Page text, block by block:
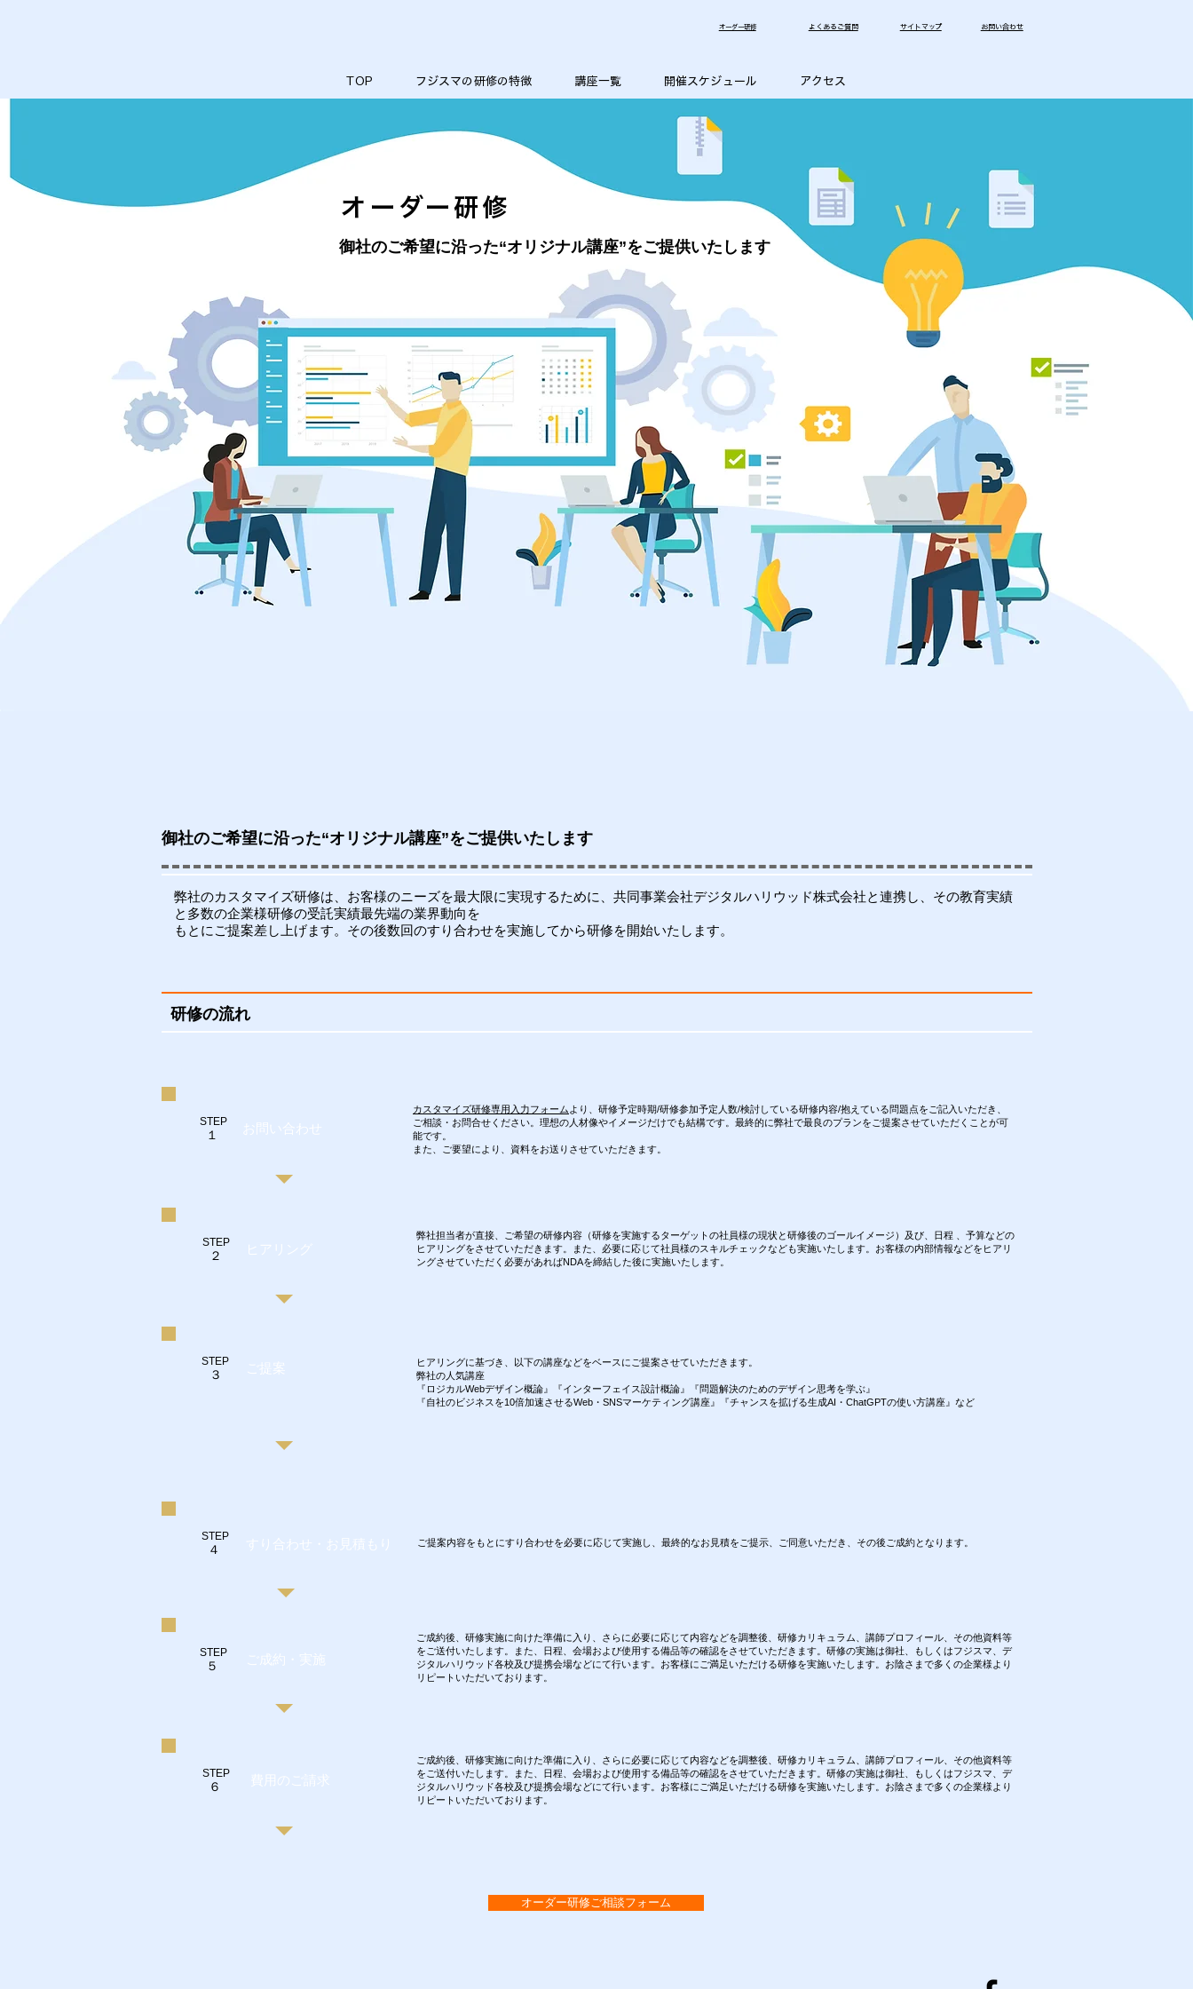
​オーダー研修 ​よくあるご質問 ​サイトマップ お問い合わせ
TOP フジスマの研修の特徴 講座一覧 開催スケジュール アクセス
​オーダー研修
御社のご希望に沿った“オリジナル講座”をご提供いたします
御社のご希望に沿った“オリジナル講座”をご提供いたします
弊社のカスタマイズ研修は、お客様のニーズを最大限に実現するために、共同事業会社デジタルハリウッド株式会社と連携し、その教育実績
と多数の企業様研修の受託実績最先端の業界動向を
もとにご提案差し上げます。その後数回のすり合わせを実施してから研修を開始いたします。
研修の流れ
STEP
１ ​お問い合わせ
カスタマイズ研修専用入力フォーム より、研修予定時期/研修参加予定人数/検討している研修内容/抱えている問題点をご記入いただき、
ご相談・お問合せください。理想の人材像やイメージだけでも結構です。最終的に弊社で最良のプランをご提案させていただくことが可
能です。
また、ご要望により、資料をお送りさせていただきます。
STEP
２ ​ヒアリング
弊社担当者が直接、ご希望の研修内容（研修を実施するターゲットの社員様の現状と研修後のゴールイメージ）及び、日程 、予算などの
ヒアリングをさせていただきます。また、必要に応じて社員様のスキルチェックなども実施いたします。お客様の内部情報などをヒアリ
ングさせていただく必要があればNDAを締結した後に実施いたします。
STEP
３ ご提案
ヒアリングに基づき、以下の講座などをベースにご提案させていただきます。
弊社の人気講座
『ロジカルWebデザイン概論』『インターフェイス設計概論』『問題解決のためのデザイン思考を学ぶ』
『自社のビジネスを10倍加速させるWeb・SNSマーケティング講座』『チャンスを拡げる生成AI・ChatGPTの使い方講座』など
STEP
４ すり合わせ・お見積もり ご提案内容をもとにすり合わせを必要に応じて実施し、最終的なお見積をご提示、ご同意いただき、その後ご成約となります。
STEP
５ ご成約・実施
ご成約後、研修実施に向けた準備に入り、さらに必要に応じて内容などを調整後、研修カリキュラム、講師プロフィール、その他資料等
をご送付いたします。また、日程、会場および使用する備品等の確認をさせていただきます。研修の実施は御社、もしくはフジスマ、デ
ジタルハリウッド各校及び提携会場などにて行います。お客様にご満足いただける研修を実施いたします。お陰さまで多くの企業様より
リピートいただいております。
STEP
​６ 費用のご請求
ご成約後、研修実施に向けた準備に入り、さらに必要に応じて内容などを調整後、研修カリキュラム、講師プロフィール、その他資料等
をご送付いたします。また、日程、会場および使用する備品等の確認をさせていただきます。研修の実施は御社、もしくはフジスマ、デ
ジタルハリウッド各校及び提携会場などにて行います。お客様にご満足いただける研修を実施いたします。お陰さまで多くの企業様より
リピートいただいております。
オーダー研修ご相談フォーム